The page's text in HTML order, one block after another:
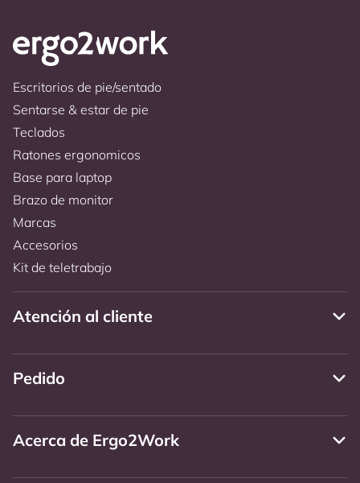
Escritorios de pie/sentado
Sentarse & estar de pie
Teclados
Ratones ergonomicos
Base para laptop
Brazo de monitor
Marcas
Accesorios
Kit de teletrabajo
Atención al cliente
Pedido
Acerca de Ergo2Work